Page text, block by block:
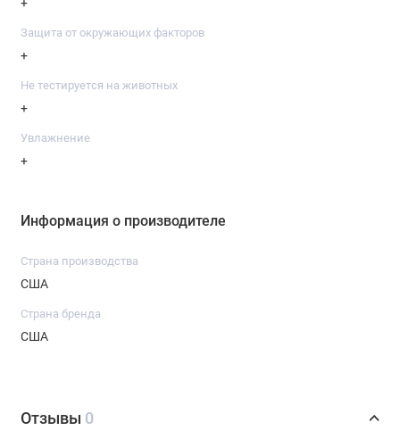
Защита от окружающих факторов
+
Не тестируется на животных
+
Увлажнение
+
Информация о производителе
Страна производства
США
Страна бренда
США
Отзывы 0